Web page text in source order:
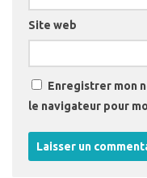
Site web
Enregistrer mon
le navigateur pour